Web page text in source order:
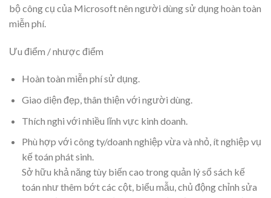
bộ công cụ của Microsoft nên người dùng sử dụng hoàn toàn
miễn phí.
Ưu điểm / nhược điểm
Hoàn toàn miễn phí sử dụng.
Giao diện đẹp, thân thiện với người dùng.
Thích nghi với nhiều lĩnh vực kinh doanh.
Phù hợp với công ty/doanh nghiệp vừa và nhỏ, ít nghiệp vụ
kế toán phát sinh.
Sở hữu khả năng tùy biến cao trong quản lý sổ sách kế
toán như thêm bớt các cột, biểu mẫu, chủ động chỉnh sửa